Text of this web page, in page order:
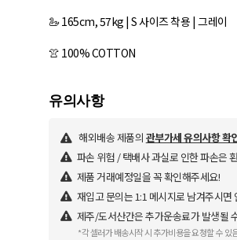
🦢 165cm, 57kg | S 사이즈 착용 | 그레이
유의사항
해외배송 제품의 관부가세 유의사항 확
파손 위험 / 택배사 과실로 인한 파손은
제품 거래예정일을 꼭 확인해주세요!
재입고 문의는 1:1 메시지로 남겨주시면
제주/도서산간은 추가운송료가 발생될
*각 셀러가 배송시작 시 추가비용을 요청할 수 있